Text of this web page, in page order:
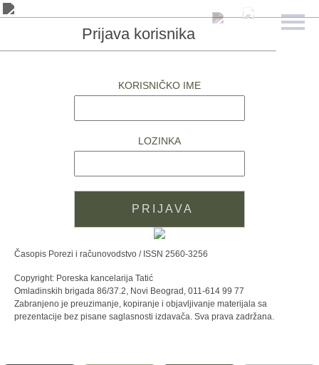
Prijava korisnika
KORISNIČKO IME
LOZINKA
Časopis Porezi i računovodstvo / ISSN 2560-3256
Copyright: Poreska kancelarija Tatić
Omladinskih brigada 86/37.2, Novi Beograd, 011-614 99 77
Zabranjeno je preuzimanje, kopiranje i objavljivanje materijala sa
prezentacije bez pisane saglasnosti izdavača. Sva prava zadržana.